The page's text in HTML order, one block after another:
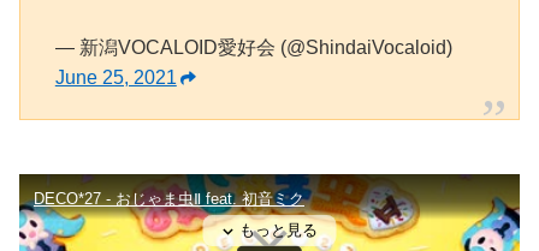
— 新潟VOCALOID愛好会 (@ShindaiVocaloid)
June 25, 2021